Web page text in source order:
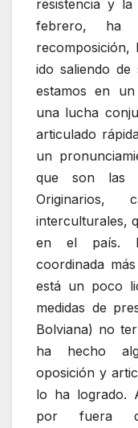
resistencia y
febrero, ha
ido saliendo de
estamos en
una lucha
articulado
un
que son las
Originarios,
interculturales,
en el país.
coordinada
está un poco
medidas de
Bolviana) no
ha hecho
oposición y
lo ha logrado.
por fuera